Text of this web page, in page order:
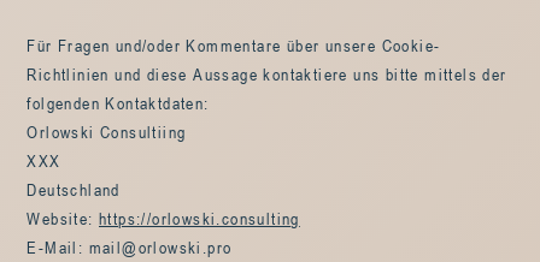
Für Fragen und/oder Kommentare über unsere Cookie-
Richtlinien und diese Aussage kontaktiere uns bitte mittels der
folgenden Kontaktdaten:
Orlowski Consultiing
XXX
Deutschland
Website: https://orlowski.consulting
E-Mail: mail@orlowski.pro